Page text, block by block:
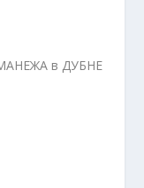
в ДУБНЕ